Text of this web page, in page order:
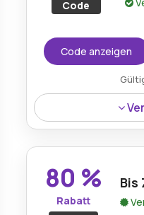
Code
Code anzeigen
80 %
Rabatt
Bis